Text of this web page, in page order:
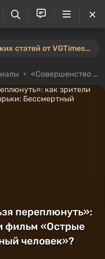
⚡️ Конкурс пользовательских статей от VGTimes продлён — участвуйте тут ⚡️
«Совершенство нельзя переплюнуть»: как зрители оценили фильм «Острые козырьки: Бессмертный человек»?
переплюнуть»:
фильм «Острые
человек»?